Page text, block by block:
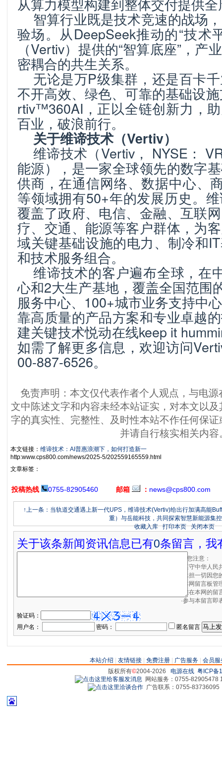
智算行业既是技术竞速的战场
验场。从DeepSeek推动的“技术
（Vertiv）提供的“智算底座”，产
密耦合的共生关系。
无论是万P级集群，还是百卡
不开高效、绿色、可靠的基础设
rtiv™360AI，正以全链创新力，
百业，破浪前行。
关于维谛技术（Vertiv）
维谛技术（Vertiv， NYSE：
能源），是一家全球领先的数字
供商，在通信网络、数据中心、
等领域拥有50+年的发展历史。
覆盖了政府、电信、金融、互联
疗、交通、能源等客户群体，为
域关键基础设施的电力、制冷和
和技术服务组合。
维谛技术的客户遍布全球，在
心和2大生产基地，覆盖全国范围
服务中心、100+城市业务支持中
靠高质量的产品方案和专业卓越
建关键技术悦动在线keep it
如需了解更多信息，欢迎访问
00-887-6526。
免责声明：本文仅代表作者个人观点，与电源
文中陈述文字和内容未经本站证实，对本文以
字的真实性、完整性、及时性本站不作任何保
并请自行核实相关内容
本文链接： 维谛技术：AI普惠浪潮下，如何打造新一
http:www.cps800.com/news/2025-5/202559165559.html
文章标签：
投稿热线 0755-82905460 邮箱 ： news@cps800.com
↑上一条：当轨道交通遇上新一代UPS，维谛技术(Vertiv)给出行加满高能Buff
重）与岳能科技，共同探索智慧新能源集
收藏入库
打印本页 关闭本页
关于该条新闻资讯信息已有0条留言，我
请您注意：
·遵守中华人
·承担一切因
·本网留言板
·您在本网的
·参与本留言即
验证码：
用户名：
密码： 匿名留言
本站介绍 友情链接 免费注册 广告服务
会员服
版权所有©2004-2026 电源在线 粤ICP备
网站服务：0755-82905478
广告联系：0755-